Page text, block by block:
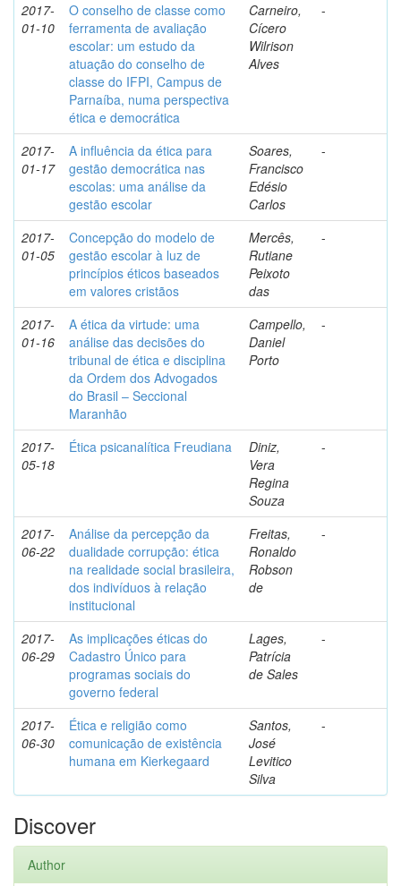
2017-
01-10
O conselho de classe como
ferramenta de avaliação
escolar: um estudo da
atuação do conselho de
classe do IFPI, Campus de
Parnaíba, numa perspectiva
ética e democrática
Carneiro,
Cícero
Wilrison
Alves
-
2017-
01-17
A influência da ética para
gestão democrática nas
escolas: uma análise da
gestão escolar
Soares,
Francisco
Edésio
Carlos
-
2017-
01-05
Concepção do modelo de
gestão escolar à luz de
princípios éticos baseados
em valores cristãos
Mercês,
Rutiane
Peixoto
das
-
2017-
01-16
A ética da virtude: uma
análise das decisões do
tribunal de ética e disciplina
da Ordem dos Advogados
do Brasil – Seccional
Maranhão
Campello,
Daniel
Porto
-
2017-
05-18
Ética psicanalítica Freudiana
Diniz,
Vera
Regina
Souza
-
2017-
06-22
Análise da percepção da
dualidade corrupção: ética
na realidade social brasileira,
dos indivíduos à relação
institucional
Freitas,
Ronaldo
Robson
de
-
2017-
06-29
As implicações éticas do
Cadastro Único para
programas sociais do
governo federal
Lages,
Patrícia
de Sales
-
2017-
06-30
Ética e religião como
comunicação de existência
humana em Kierkegaard
Santos,
José
Levitico
Silva
-
Discover
Author